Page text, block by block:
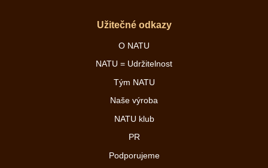
Užitečné odkazy
O NATU
NATU = Udržitelnost
Tým NATU
Naše výroba
NATU klub
PR
Podporujeme